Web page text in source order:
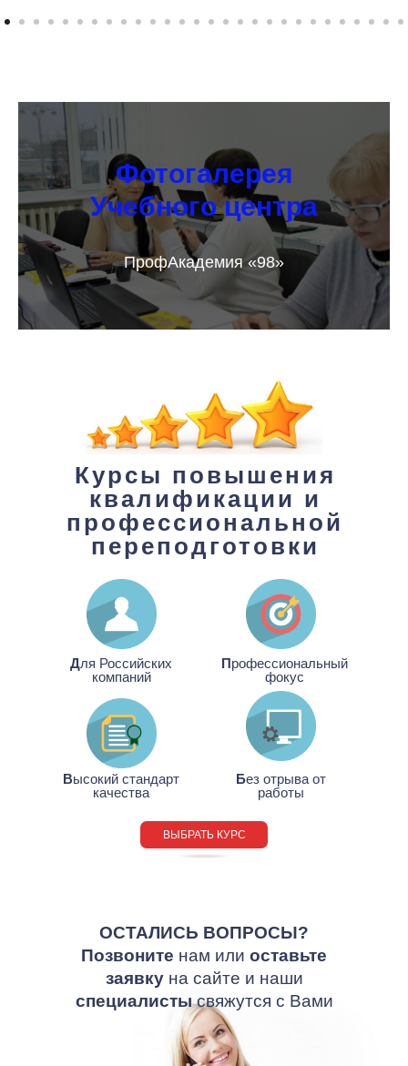
Фотогалерея
Учебного центра
ПрофАкадемия «98»
Для Российских
компаний
Профессиональный
фокус
Высокий стандарт
качества
Без отрыва от
работы
ВЫБРАТЬ КУРС
Курсы повышения
квалификации и
профессиональной
переподготовки
ОСТАЛИСЬ ВОПРОСЫ?
Позвоните нам или оставьте
заявкуна сайте и наши
специалистысвяжутся с Вами